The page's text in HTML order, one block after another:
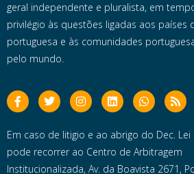
geral independente e pluralista, em
privilégio às questões ligadas aos países
portuguesa e às comunidades
pelo mundo.
Em caso de litigio e ao abrigo do Dec. Lei
pode recorrer ao Centro de Arbitragem
Institucionalizada, Av. da Boavista 2671,